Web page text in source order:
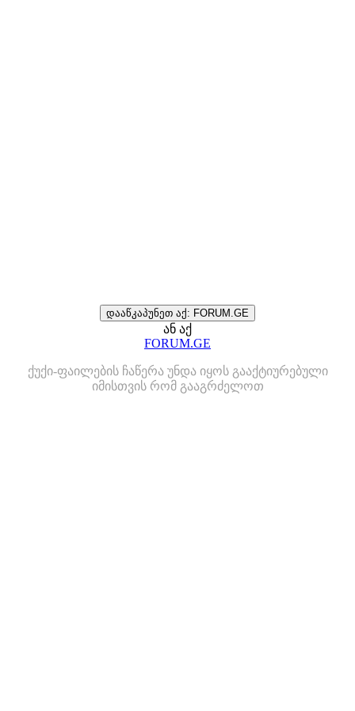
დააწკაპუნეთ აქ: FORUM.GE
ან აქ
FORUM.GE
ქუქი-ფაილების ჩაწერა უნდა იყოს გააქტიურებული
იმისთვის რომ გააგრძელოთ